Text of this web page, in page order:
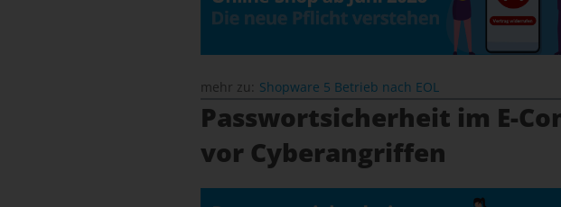
mehr zu: Shopware 5 Betrieb nach EOL
Passwortsicherheit im E-
vor Cyberangriffen